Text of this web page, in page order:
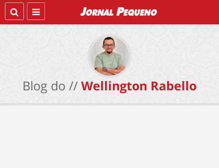
Blog do // Wellington Rabello